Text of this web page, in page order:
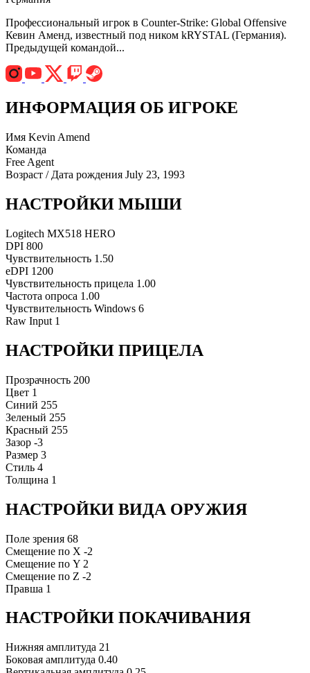
Профессиональный игрок в Counter-Strike: Global Offensive
Кевин Аменд, известный под ником kRYSTAL (Германия).
Предыдущей командой...
ИНФОРМАЦИЯ ОБ ИГРОКЕ
Имя Kevin Amend
Команда
Free Agent
Возраст / Дата рождения July 23, 1993
НАСТРОЙКИ МЫШИ
Logitech MX518 HERO
DPI 800
Чувствительность 1.50
eDPI 1200
Чувствительность прицела 1.00
Частота опроса 1.00
Чувствительность Windows 6
Raw Input 1
НАСТРОЙКИ ПРИЦЕЛА
Прозрачность 200
Цвет 1
Синий 255
Зеленый 255
Красный 255
Зазор -3
Размер 3
Стиль 4
Толщина 1
НАСТРОЙКИ ВИДА ОРУЖИЯ
Поле зрения 68
Смещение по X -2
Смещение по Y 2
Смещение по Z -2
Правша 1
НАСТРОЙКИ ПОКАЧИВАНИЯ
Нижняя амплитуда 21
Боковая амплитуда 0.40